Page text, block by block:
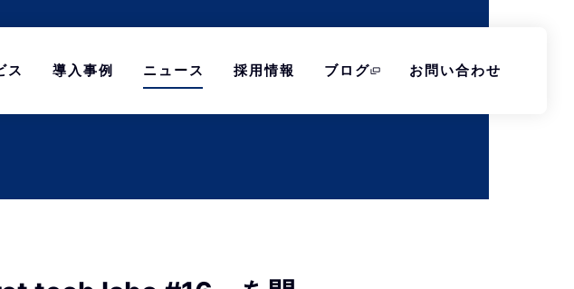
ス 導入事例 ニュース 採用情報 ブログ お問い合わせ